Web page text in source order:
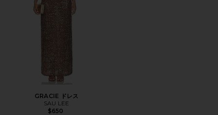
GRACIE ドレス
SAU LEE
$650